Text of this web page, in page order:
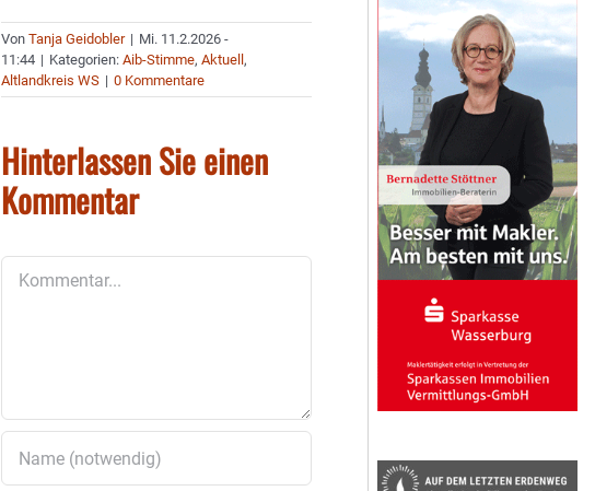
VonTanja Geidobler | Mi. 11.2.2026 -
11:44 | Kategorien:Aib-Stimme,Aktuell,
Altlandkreis WS | 0 Kommentare
Hinterlassen Sie einen
Kommentar